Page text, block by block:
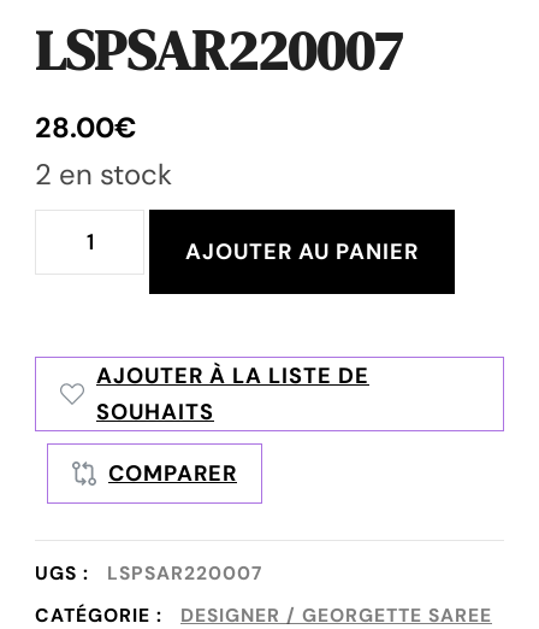
LSPSAR220007
28.00€
2 en stock
quantité
de
AJOUTER AU PANIER
AJOUTER À LA LISTE DE
SOUHAITS
COMPARER
UGS :
LSPSAR220007
CATÉGORIE :
DESIGNER / GEORGETTE SAREE